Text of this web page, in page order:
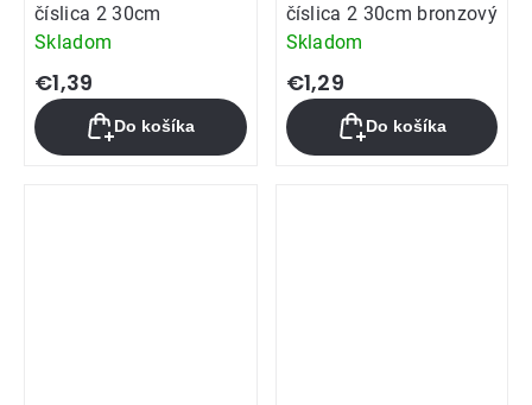
číslica 2 30cm
Skladom
€1,39
Do košíka
číslica 2 30cm bronzový
Skladom
€1,29
Do košíka